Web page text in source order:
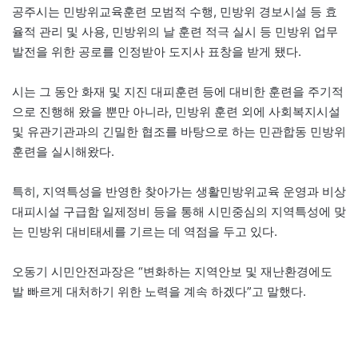
공주시는 민방위교육훈련 모범적 수행, 민방위 경보시설 등 효
율적 관리 및 사용, 민방위의 날 훈련 적극 실시 등 민방위 업무
발전을 위한 공로를 인정받아 도지사 표창을 받게 됐다.
시는 그 동안 화재 및 지진 대피훈련 등에 대비한 훈련을 주기적
으로 진행해 왔을 뿐만 아니라, 민방위 훈련 외에 사회복지시설
및 유관기관과의 긴밀한 협조를 바탕으로 하는 민관합동 민방위
훈련을 실시해왔다.
특히, 지역특성을 반영한 찾아가는 생활민방위교육 운영과 비상
대피시설 구급함 일제정비 등을 통해 시민중심의 지역특성에 맞
는 민방위 대비태세를 기르는 데 역점을 두고 있다.
오동기 시민안전과장은 “변화하는 지역안보 및 재난환경에도
발 빠르게 대처하기 위한 노력을 계속 하겠다”고 말했다.